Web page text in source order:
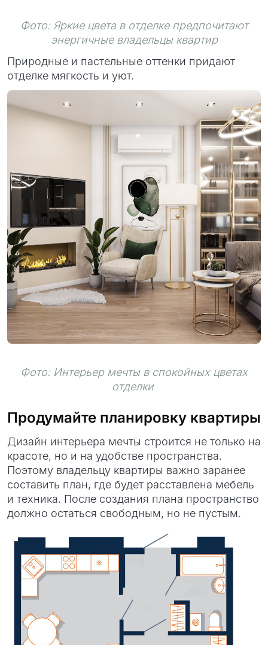
Фото: Яркие цвета в отделке предпочитают
энергичные владельцы квартир
Природные и пастельные оттенки придают
отделке мягкость и уют.
Фото: Интерьер мечты в спокойных цветах
отделки
Продумайте планировку квартиры
Дизайн интерьера мечты строится не только на
красоте, но и на удобстве пространства.
Поэтому владельцу квартиры важно заранее
составить план, где будет расставлена мебель
и техника. После создания плана пространство
должно остаться свободным, но не пустым.